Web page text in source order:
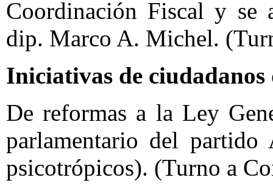
Coordinación Fiscal y se
dip. Marco A. Michel.
Iniciativas de
De reformas a la Ley
parlamentario del
psicotrópicos). (Turno a